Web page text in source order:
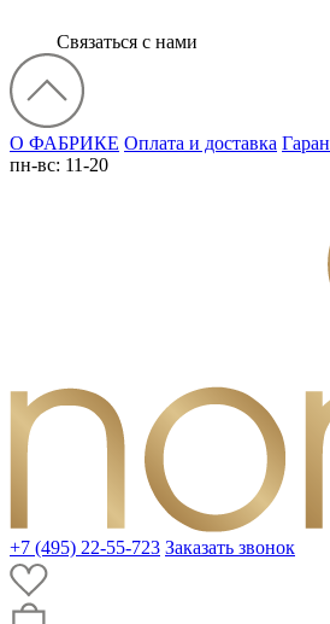
Связаться с нами
О ФАБРИКЕ Оплата и доставка
пн-вс: 11-20
+7 (495) 22-55-723 Заказать звонок